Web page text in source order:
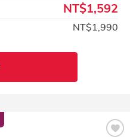
NT$1,592
NT$1,990